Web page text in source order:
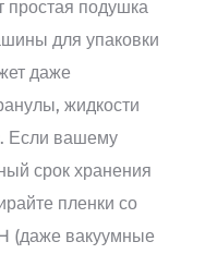
простая подушка
для упаковки
даже
жидкости
Если вашему
срок хранения
пленки со
(даже вакуумные